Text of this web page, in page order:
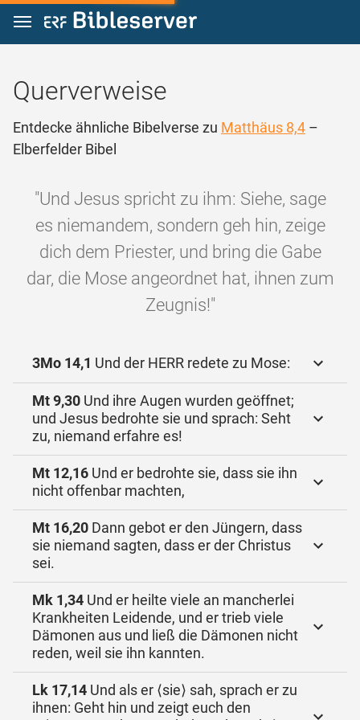
Zum Inhalt springen
Querverweise
Entdecke ähnliche Bibelverse zu Matthäus 8,4 –
Elberfelder Bibel
"Und Jesus spricht zu ihm: Siehe, sage
es niemandem, sondern geh hin, zeige
dich dem Priester, und bring die Gabe
dar, die Mose angeordnet hat, ihnen zum
Zeugnis!"
3Mo 14,1 Und der HERR redete zu Mose:
Mt 9,30 Und ihre Augen wurden geöffnet;
und Jesus bedrohte sie und sprach: Seht
zu, niemand erfahre es!
Mt 12,16 Und er bedrohte sie, dass sie ihn
nicht offenbar machten,
Mt 16,20 Dann gebot er den Jüngern, dass
sie niemand sagten, dass er der Christus
sei.
Mk 1,34 Und er heilte viele an mancherlei
Krankheiten Leidende, und er trieb viele
Dämonen aus und ließ die Dämonen nicht
reden, weil sie ihn kannten.
Lk 17,14 Und als er ⟨sie⟩ sah, sprach er zu
ihnen: Geht hin und zeigt euch den